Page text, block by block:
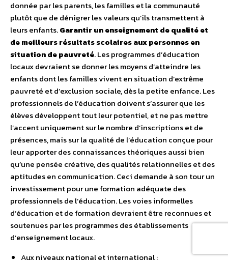
donnée par les parents, les familles et la communauté
plutôt que de dénigrer les valeurs qu’ils transmettent à
leurs enfants.Garantir un enseignement de qualité et
de meilleurs résultats scolaires aux personnes en
situation de pauvreté. Les programmes d’éducation
locaux devraient se donner les moyens d’atteindre les
enfants dont les familles vivent en situation d’extrême
pauvreté et d’exclusion sociale, dès la petite enfance. Les
professionnels de l’éducation doivent s’assurer que les
élèves développent tout leur potentiel, et ne pas mettre
l’accent uniquement sur le nombre d’inscriptions et de
présences, mais sur la qualité de l’éducation conçue pour
leur apporter des connaissances théoriques aussi bien
qu’une pensée créative, des qualités relationnelles et des
aptitudes en communication. Ceci demande à son tour un
investissement pour une formation adéquate des
professionnels de l’éducation. Les voies informelles
d’éducation et de formation devraient être reconnues et
soutenues par les programmes des établissements
d’enseignement locaux.
Aux niveaux national et international :